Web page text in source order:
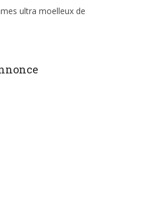
ultra moelleux de